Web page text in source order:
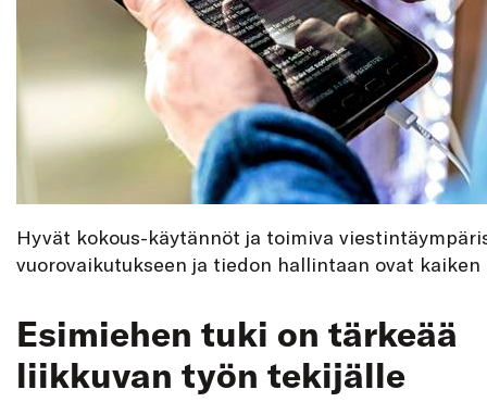
Hyvät kokous-käytännöt ja toimiva
vuorovaikutukseen ja tiedon hallintaan ovat kaiken
Esimiehen tuki on tärkeää
liikkuvan työn tekijälle